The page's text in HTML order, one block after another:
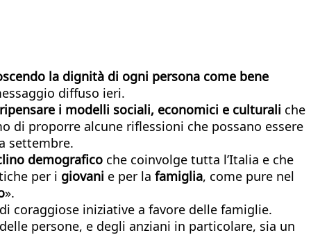
la dignità di ogni persona come bene
diffuso ieri.
ripensare i modelli sociali, economici e culturali che
di proporre alcune riflessioni che possano essere
settembre.
demografico che coinvolge tutta l’Italia e che
per i giovani e per la famiglia, come pure nel
».
coraggiose iniziative a favore delle famiglie.
delle persone, e degli anziani in particolare, sia un